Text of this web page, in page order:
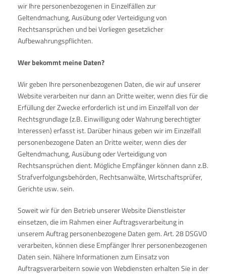
wir Ihre personenbezogenen in Einzelfällen zur
Geltendmachung, Ausübung oder Verteidigung von
Rechtsansprüchen und bei Vorliegen gesetzlicher
Aufbewahrungspflichten.
Wer bekommt meine Daten?
Wir geben Ihre personenbezogenen Daten, die wir auf unserer
Website verarbeiten nur dann an Dritte weiter, wenn dies für die
Erfüllung der Zwecke erforderlich ist und im Einzelfall von der
Rechtsgrundlage (z.B. Einwilligung oder Wahrung berechtigter
Interessen) erfasst ist. Darüber hinaus geben wir im Einzelfall
personenbezogene Daten an Dritte weiter, wenn dies der
Geltendmachung, Ausübung oder Verteidigung von
Rechtsansprüchen dient. Mögliche Empfänger können dann z.B.
Strafverfolgungsbehörden, Rechtsanwälte, Wirtschaftsprüfer,
Gerichte usw. sein.
Soweit wir für den Betrieb unserer Website Dienstleister
einsetzen, die im Rahmen einer Auftragsverarbeitung in
unserem Auftrag personenbezogene Daten gem. Art. 28 DSGVO
verarbeiten, können diese Empfänger Ihrer personenbezogenen
Daten sein. Nähere Informationen zum Einsatz von
Auftragsverarbeitern sowie von Webdiensten erhalten Sie in der